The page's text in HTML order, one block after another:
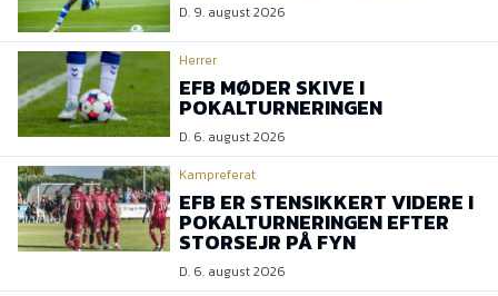
D. 9. august 2026
Herrer
EFB MØDER SKIVE I
POKALTURNERINGEN
D. 6. august 2026
Kampreferat
EFB ER STENSIKKERT VIDERE I
POKALTURNERINGEN EFTER
STORSEJR PÅ FYN
D. 6. august 2026